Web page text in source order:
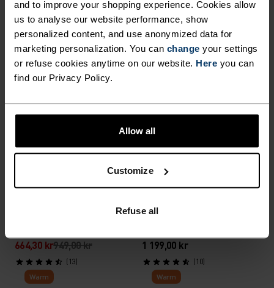
and to improve your shopping experience. Cookies allow
us to analyse our website performance, show
personalized content, and use anonymized data for
marketing personalization. You can change your settings
or refuse cookies anytime on our website. Here you can
find our Privacy Policy.
Allow all
Customize
Refuse all
1 329,30 kr
1 899,00 kr
(10)
799,00 kr
Høst 26
Merino 200 X Frozen Lake
Langermet T-Skjorte
Light
Transition Insulated
Langermet Skjorte
1 899,00 kr
(1)
-30 %
664,30 kr949,00 kr
(13)
Merino 200 Pocket
1 199,00 kr
(10)
Warm
Warm